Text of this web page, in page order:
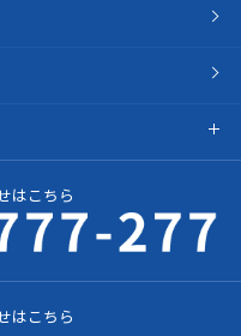
はこちら
はこちら